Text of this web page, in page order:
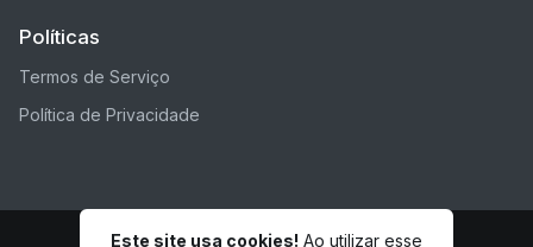
Políticas
Termos de Serviço
Política de Privacidade
Este site usa cookies! Ao utilizar esse